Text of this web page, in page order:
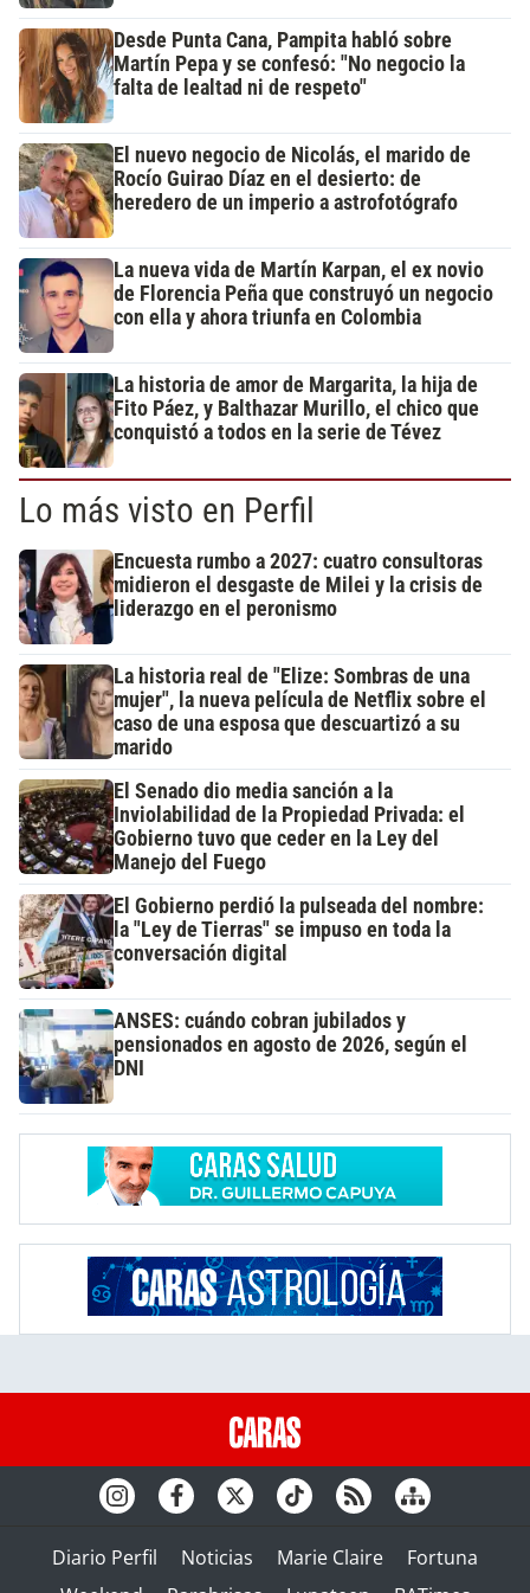
Desde Punta Cana, Pampita habló sobre
Martín Pepa y se confesó: "No negocio la
falta de lealtad ni de respeto"
El nuevo negocio de Nicolás, el marido de
Rocío Guirao Díaz en el desierto: de
heredero de un imperio a astrofotógrafo
La nueva vida de Martín Karpan, el ex novio
de Florencia Peña que construyó un negocio
con ella y ahora triunfa en Colombia
La historia de amor de Margarita, la hija de
Fito Páez, y Balthazar Murillo, el chico que
conquistó a todos en la serie de Tévez
Lo más visto en Perfil
Encuesta rumbo a 2027: cuatro consultoras
midieron el desgaste de Milei y la crisis de
liderazgo en el peronismo
La historia real de "Elize: Sombras de una
mujer", la nueva película de Netflix sobre el
caso de una esposa que descuartizó a su
marido
El Senado dio media sanción a la
Inviolabilidad de la Propiedad Privada: el
Gobierno tuvo que ceder en la Ley del
Manejo del Fuego
El Gobierno perdió la pulseada del nombre:
la "Ley de Tierras" se impuso en toda la
conversación digital
ANSES: cuándo cobran jubilados y
pensionados en agosto de 2026, según el
DNI
Diario Perfil Noticias Marie Claire
Fortuna